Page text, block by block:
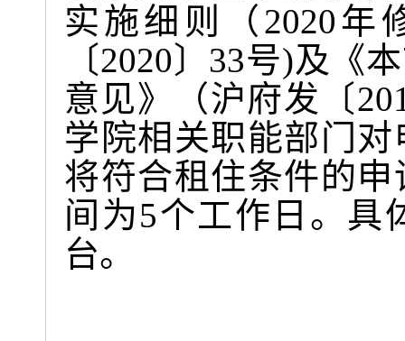
实施细则（2020年
〔2020〕33号)及《
意见》（沪府发〔
学院相关职能部门
将符合租住条件的
间为5个工作日。具
台。